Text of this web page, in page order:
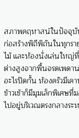
สภาพคฤหาสน์ในปัจจุบัน
ก่อสร้างพิถีพิถันในทุกรา
ไม้ และห้องนั่งเล่นใหญ่
ต่างสูงจากพื้นจรดเพดา
อะไรปิดกั้น ห้องครัวมีเค
ข้าวเช้าก็มีมุมเล็กพิเศษ
ไปอยู่บริเวณตรงกลางระ